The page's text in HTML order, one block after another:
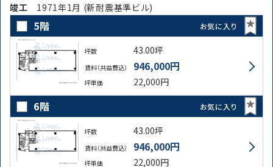
竣⼯ 1971年1月 (新耐震基準ビル)
5階 お気に入り
坪数 43.00坪
賃料（共益費込） 946,000円
坪単価 22,000円
6階 お気に入り
坪数 43.00坪
賃料（共益費込） 946,000円
坪単価 22,000円